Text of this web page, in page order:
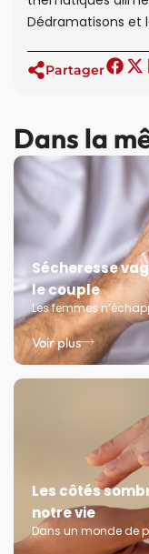
Dédramatisons et
Partager
Dans la
Sécheresse
le couple
Les femmes
Voir plus
Les côtés
notre vie
Dans un monde de